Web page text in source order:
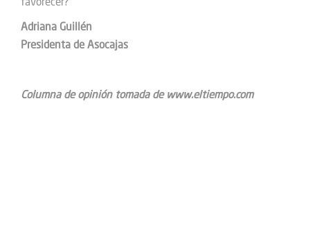
favorecer?
Adriana Guillén
Presidenta de Asocajas
Columna de opinión tomada de www.eltiempo.com